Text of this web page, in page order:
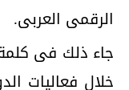
الرقمى العربى.
جاء ذلك فى
خلال فعاليات